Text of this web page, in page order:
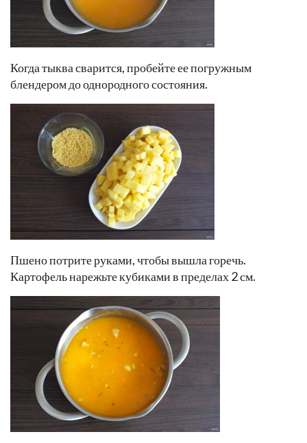
Когда тыква сварится, пробейте ее погружным
блендером до однородного состояния.
Пшено потрите руками, чтобы вышла горечь.
Картофель нарежьте кубиками в пределах 2 см.